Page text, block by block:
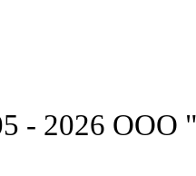
- 2026 ООО